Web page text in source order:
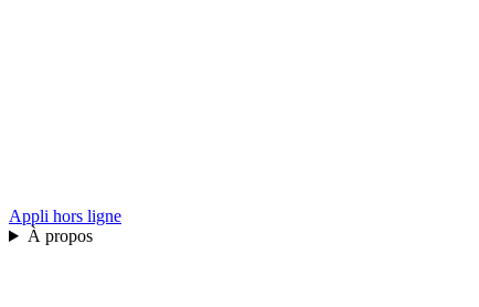
Appli hors ligne
À propos